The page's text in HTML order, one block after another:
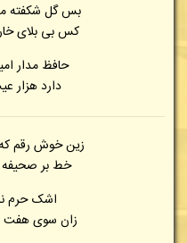
بس گل شکفته
کس بی بلای
حافظ مدار
دارد هزار
زین خوش رقم
خط بر
اشک حرم
زان سوی هفت